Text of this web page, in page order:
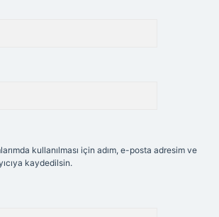
kullanılması için adım, e-posta adresim ve
kaydedilsin.